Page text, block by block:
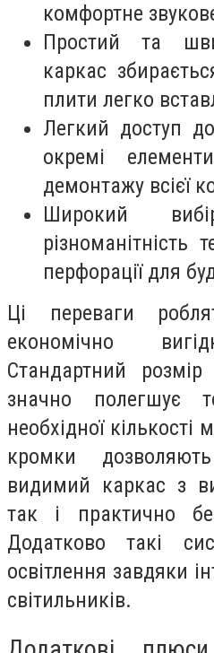
комфортне
Простий та
каркас
плити легко
Легкий доступ
окремі
демонтажу всієї
Широкий
різноманітність
перфорації для
Ці переваги
економічно
Стандартний
значно полегшує
необхідної кількості
кромки
видимий каркас з
так і практично
Додатково такі
освітлення завдяки
світильників.